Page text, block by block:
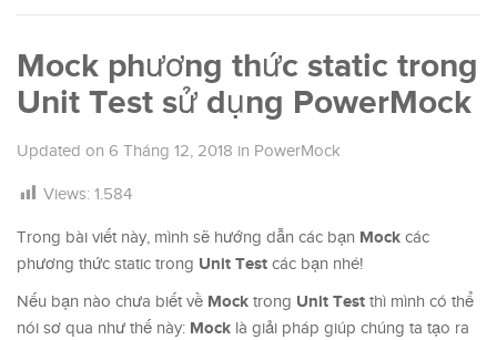
Mock phương thức static trong
Unit Test sử dụng PowerMock
Updated on 6 Tháng 12, 2018 in PowerMock
Views: 1.584
Trong bài viết này, mình sẽ hướng dẫn các bạn Mock các
phương thức static trong Unit Test các bạn nhé!
Nếu bạn nào chưa biết về Mock trong Unit Test thì mình có thể
nói sơ qua như thế này: Mock là giải pháp giúp chúng ta tạo ra